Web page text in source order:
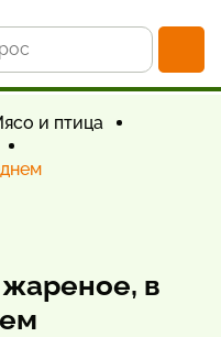
и птица
в